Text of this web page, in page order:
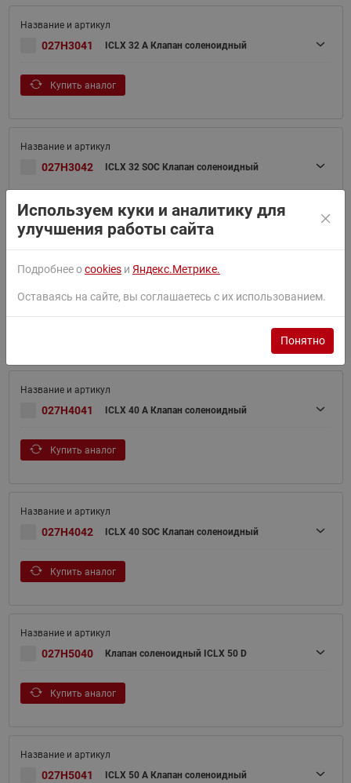
027H3041 ICLX 32 A Клапан соленоидный
Купить аналог
027H3042 ICLX 32 SOC Клапан соленоидный
Купить аналог
027H4041 ICLX 40 A Клапан соленоидный
Купить аналог
027H4042 ICLX 40 SOC Клапан соленоидный
Купить аналог
027H5040 Клапан соленоидный ICLX 50 D
Купить аналог
027H5041 ICLX 50 A Клапан соленоидный
Используем куки и аналитику для
улучшения работы сайта
Подробнее оcookies и Яндекс.Метрике.
Оставаясь на сайте, вы соглашаетесь с их использованием.
Понятно